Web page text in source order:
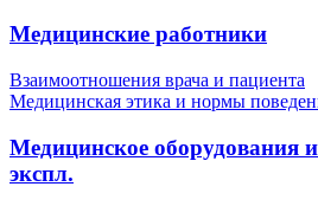
Медицинские работники
Взаимоотношения врача и пациента
Медицинская этика и нормы
Медицинское оборудования
экспл.